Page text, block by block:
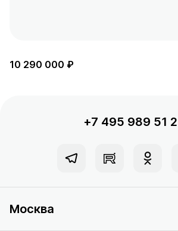
10 290 000 ₽
+7 495 989 51
Москва